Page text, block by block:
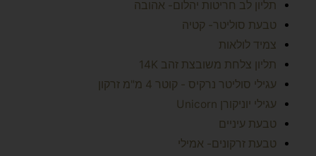
תליון לב חריטות יהלום- אהובה
טבעת סוליטר- קטיה
צמיד לולאות
תליון צלחת משובצת זהב 14K
עגילי סוליטר נרקיס - קוטר 4 מ"מ זרקון
עגילי יוניקורן Unicorn
טבעת עיניים
טבעת זרקונים- אמילי